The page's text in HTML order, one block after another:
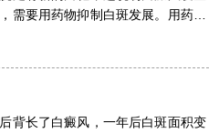
需要用药物抑制白斑发展。用药物
情请看文章介绍内容。
背长了白癜风，一年后白斑面积变